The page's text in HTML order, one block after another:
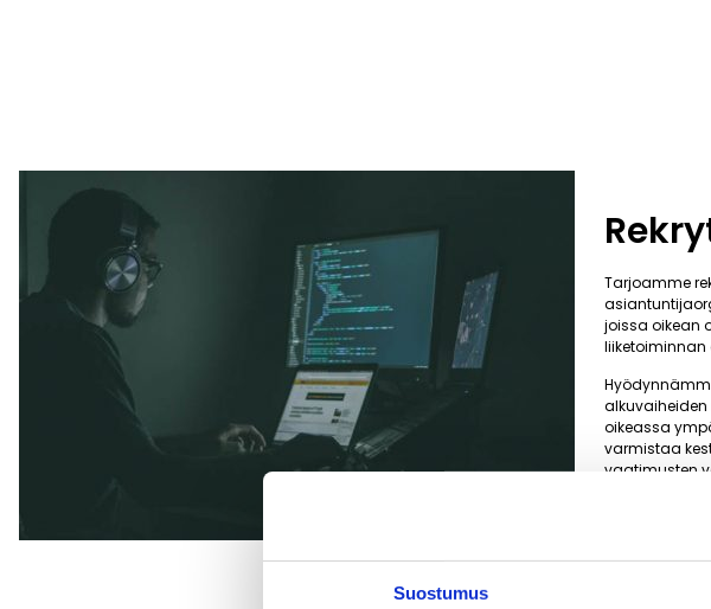
Suostumus
Tarjoamme
joissa oikean
alkuvaiheiden
oikeassa
varmistaa
vaatimusten